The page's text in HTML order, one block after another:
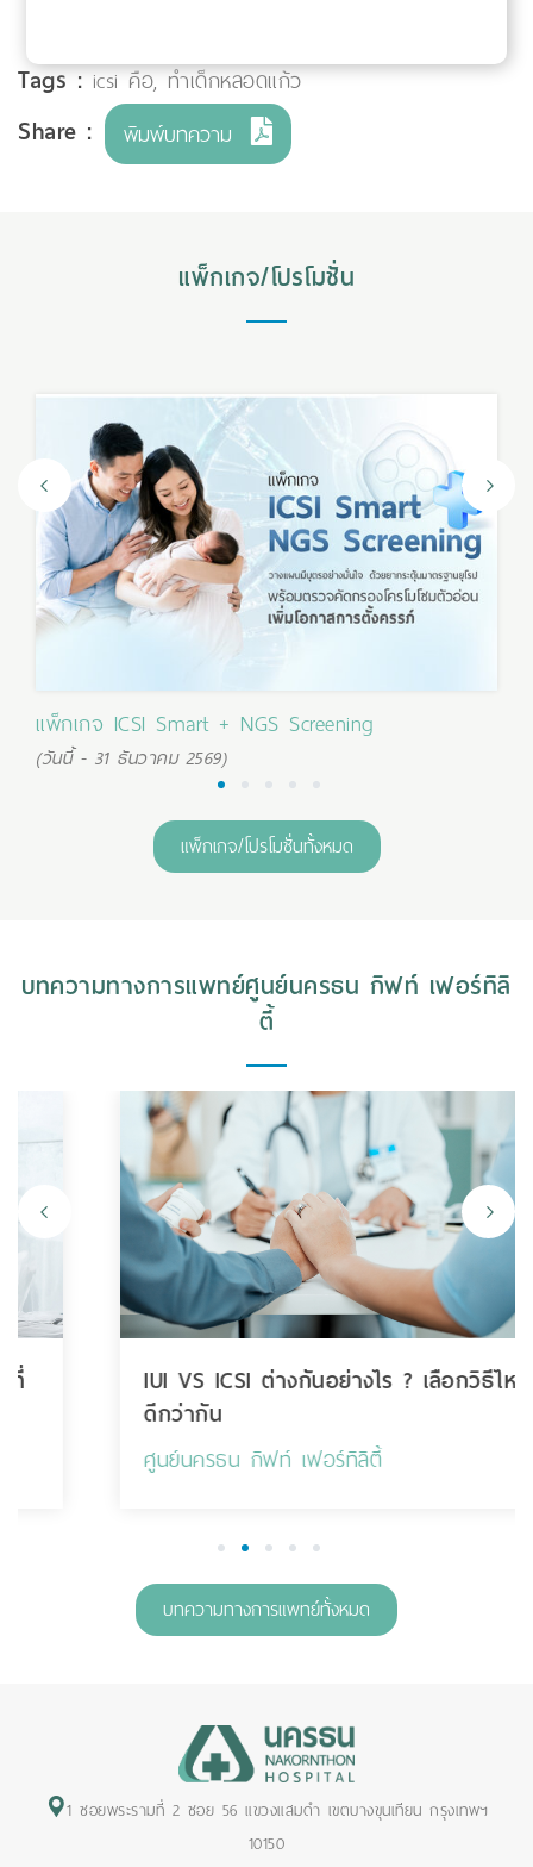
Tags :icsi คือ,ทำเด็กหลอดแก้ว
Share : พิมพ์บทความ
แพ็กเกจ/โปรโมชั่น
แพ็กเกจ ICSI Smart + NGS Screening
(วันนี้ - 31 ธันวาคม 2569)
1
แพ็กเกจ/โปรโมชั่นทั้งหมด
บทความทางการแพทย์ศูนย์นครธน กิฟท์ เฟอร์ทิลิ
ตี้
IUI VS ICSI ต่างกันอย่างไร ? เลือกวิธีไหน
ดีกว่ากัน
ศูนย์นครธน กิฟท์ เฟอร์ทิลิตี้
1 2 3 4 5
บทความทางการแพทย์ทั้งหมด
1 ซอยพระรามที่ 2 ซอย 56 แขวงแสมดำ เขตบางขุนเทียน กรุงเทพฯ
10150